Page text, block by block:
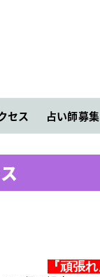
セス 占い師募集